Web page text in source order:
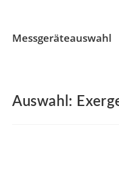
Messgeräteauswahl
Auswahl: